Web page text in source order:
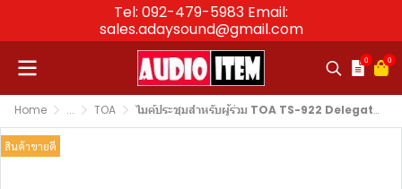
Tel: 092-479-5983 Email:
sales.adaysound@gmail.com
0 0
Home ... TOA ไมค์ประชุมสำหรับผู้ร่วม TOA TS-922 Delegate Unit
สินค้าขายดี